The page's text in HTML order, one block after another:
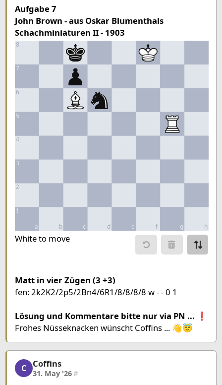
Aufgabe 7
John Brown - aus Oskar Blumenthals
Schachminiaturen II - 1903
a b c d e f g h
8
7
6
5
4
3
2
1
Move piece
Chessboard as table
abc d ef
g
8
King Black
King White
7
Pawn Black
6
Bishop WhiteKnight Black
5
White to move
Matt in vier Zügen (3 +3)
fen: 2k2K2/2p5/2Bn4/6R1/8/8/8/8 w - - 0 1
Lösung und Kommentare bitte nur via PN ... ❗
Frohes Nüsseknacken wünscht Coffins ... 👋😇
Coffins, 3/8, 31. May '26
C Coffins
31. May '26#